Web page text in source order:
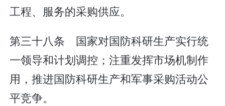
工程、服务的采购供应。
第三十八条 国家对国防科研生产实行统
一领导和计划调控；注重发挥市场机制作
用，推进国防科研生产和军事采购活动公
平竞争。